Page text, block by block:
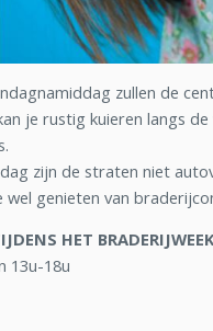
zullen de
je rustig kuieren langs
zijn de straten niet
genieten van
HET
13u-18u